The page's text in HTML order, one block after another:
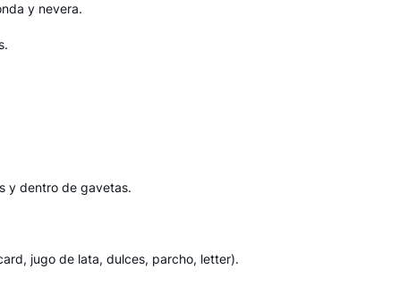
y nevera.
y dentro de gavetas.
jugo de lata, dulces, parcho, letter).